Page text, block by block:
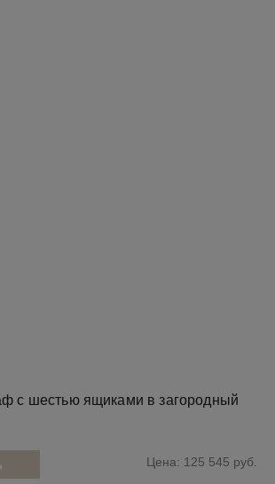
с шестью ящиками в загородный
Цена: 125 545 руб.